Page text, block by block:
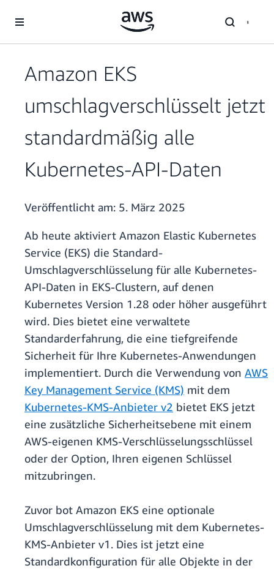
Überspringen zum Hauptinhalt
Amazon EKS
umschlagverschlüsselt jetzt
standardmäßig alle
Kubernetes-API-Daten
Veröffentlicht am: 5. März 2025
Ab heute aktiviert Amazon Elastic Kubernetes
Service (EKS) die Standard-
Umschlagverschlüsselung für alle Kubernetes-
API-Daten in EKS-Clustern, auf denen
Kubernetes Version 1.28 oder höher ausgeführt
wird. Dies bietet eine verwaltete
Standarderfahrung, die eine tiefgreifende
Sicherheit für Ihre Kubernetes-Anwendungen
implementiert. Durch die Verwendung von AWS
Key Management Service (KMS) mit dem
Kubernetes-KMS-Anbieter v2 bietet EKS jetzt
eine zusätzliche Sicherheitsebene mit einem
AWS-eigenen KMS-Verschlüsselungsschlüssel
oder der Option, Ihren eigenen Schlüssel
mitzubringen.
Zuvor bot Amazon EKS eine optionale
Umschlagverschlüsselung mit dem Kubernetes-
KMS-Anbieter v1. Dies ist jetzt eine
Standardkonfiguration für alle Objekte in der